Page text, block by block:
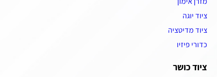
ציוד יוגה
ציוד מדיטציה
כדורי פיזיו
ציוד כושר